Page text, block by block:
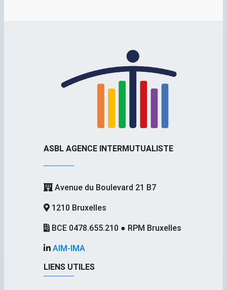
ASBL AGENCE INTERMUTUALISTE
Avenue du Boulevard 21 B7
1210 Bruxelles
BCE 0478.655.210 ● RPM Bruxelles
AIM-IMA
LIENS UTILES